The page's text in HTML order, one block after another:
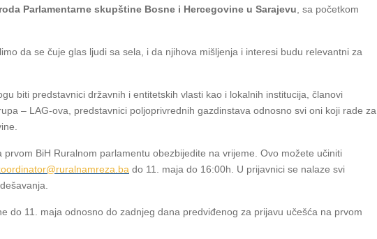
Parlamentarne skupštine Bosne i Hercegovine u Sarajevu, sa početkom
da se čuje glas ljudi sa sela, i da njihova mišljenja i interesi budu relevantni za
biti predstavnici državnih i entitetskih vlasti kao i lokalnih institucija, članovi
– LAG-ova, predstavnici poljoprivrednih gazdinstava odnosno svi oni koji rade za
BiH Ruralnom parlamentu obezbijedite na vrijeme. Ovo možete učiniti
do 11. maja do 16:00h. U prijavnici se nalaze svi
do 11. maja odnosno do zadnjeg dana predviđenog za prijavu učešća na prvom